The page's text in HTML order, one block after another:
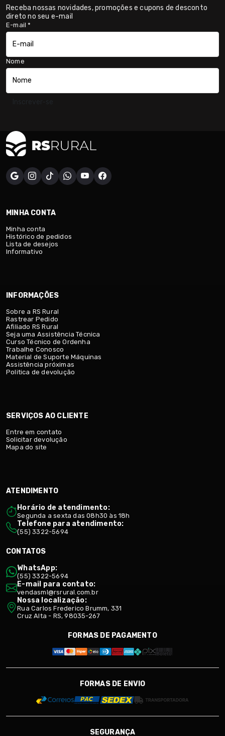
Receba nossas novidades, promoções e cupons de desconto
direto no seu e-mail
E-mail*
Nome
MINHA CONTA
Minha conta
Histórico de pedidos
Lista de desejos
Informativo
INFORMAÇÕES
Sobre a RS Rural
Rastrear Pedido
Afiliado RS Rural
Seja uma Assistência Técnica
Curso Técnico de Ordenha
Trabalhe Conosco
Material de Suporte Máquinas
Assistência próximas
Politica de devolução
SERVIÇOS AO CLIENTE
Entre em contato
Solicitar devolução
Mapa do site
ATENDIMENTO
Horário de atendimento:
Segunda a sexta das 08h30 às 18h
Telefone para atendimento:
(55) 3322-5694
CONTATOS
WhatsApp:
(55) 3322-5694
E-mail para contato:
vendasml@rsrural.com.br
Nossa localização:
Rua Carlos Frederico Brumm, 331
Cruz Alta - RS, 98035-267
FORMAS DE PAGAMENTO
FORMAS DE ENVIO
SEGURANÇA